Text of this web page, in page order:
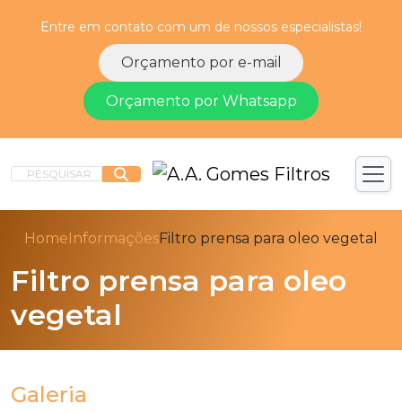
Entre em contato com um de nossos especialistas!
Orçamento por e-mail
Orçamento por Whatsapp
PESQUISAR
HomeInformaçõesFiltro prensa para oleo vegetal
Filtro prensa para oleo
vegetal
Galeria